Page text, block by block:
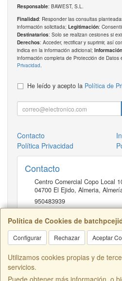
Política de Cookies de
Configurar Rechazar Aceptar
Utilizamos cookies propias y de
servicios.
Puede obtener más información, o
Responsable: BAWEST, S.L.
Finalidad: Responder las consultas
información solicitada; Legitimación:
Destinatarios: Solo se realizan cesiones si
Derechos: Acceder, rectificar y suprimir, así
indica en la información adicional;
información completa de Protección de Datos
Privacidad.
He leído y acepto la Política de
Contacto
Política Privacidad
Contacto
Centro Comercial Copo Local
04700 El Ejido, Almeria,
950483939
Horario
10 a 22H